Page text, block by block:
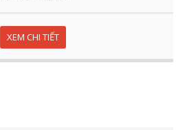
XEM CHI TIẾT